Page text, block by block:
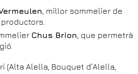
, millor sommelier de
Chus Brion , que permetrà
Alella, Bouquet d’Alella,